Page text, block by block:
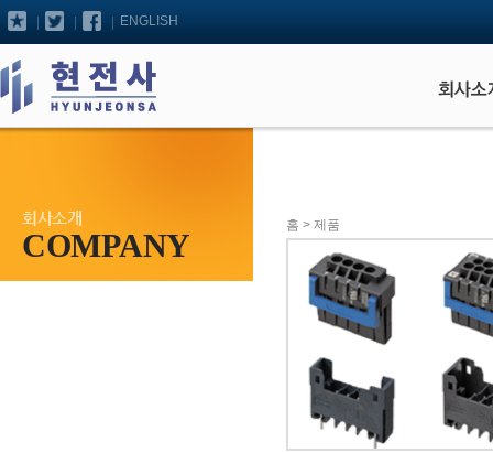
ENGLISH
회사소개
COMPANY
홈 > 제품